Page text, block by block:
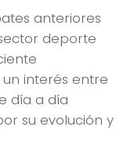
anteriores
deporte
interés entre
día a día
su evolución y